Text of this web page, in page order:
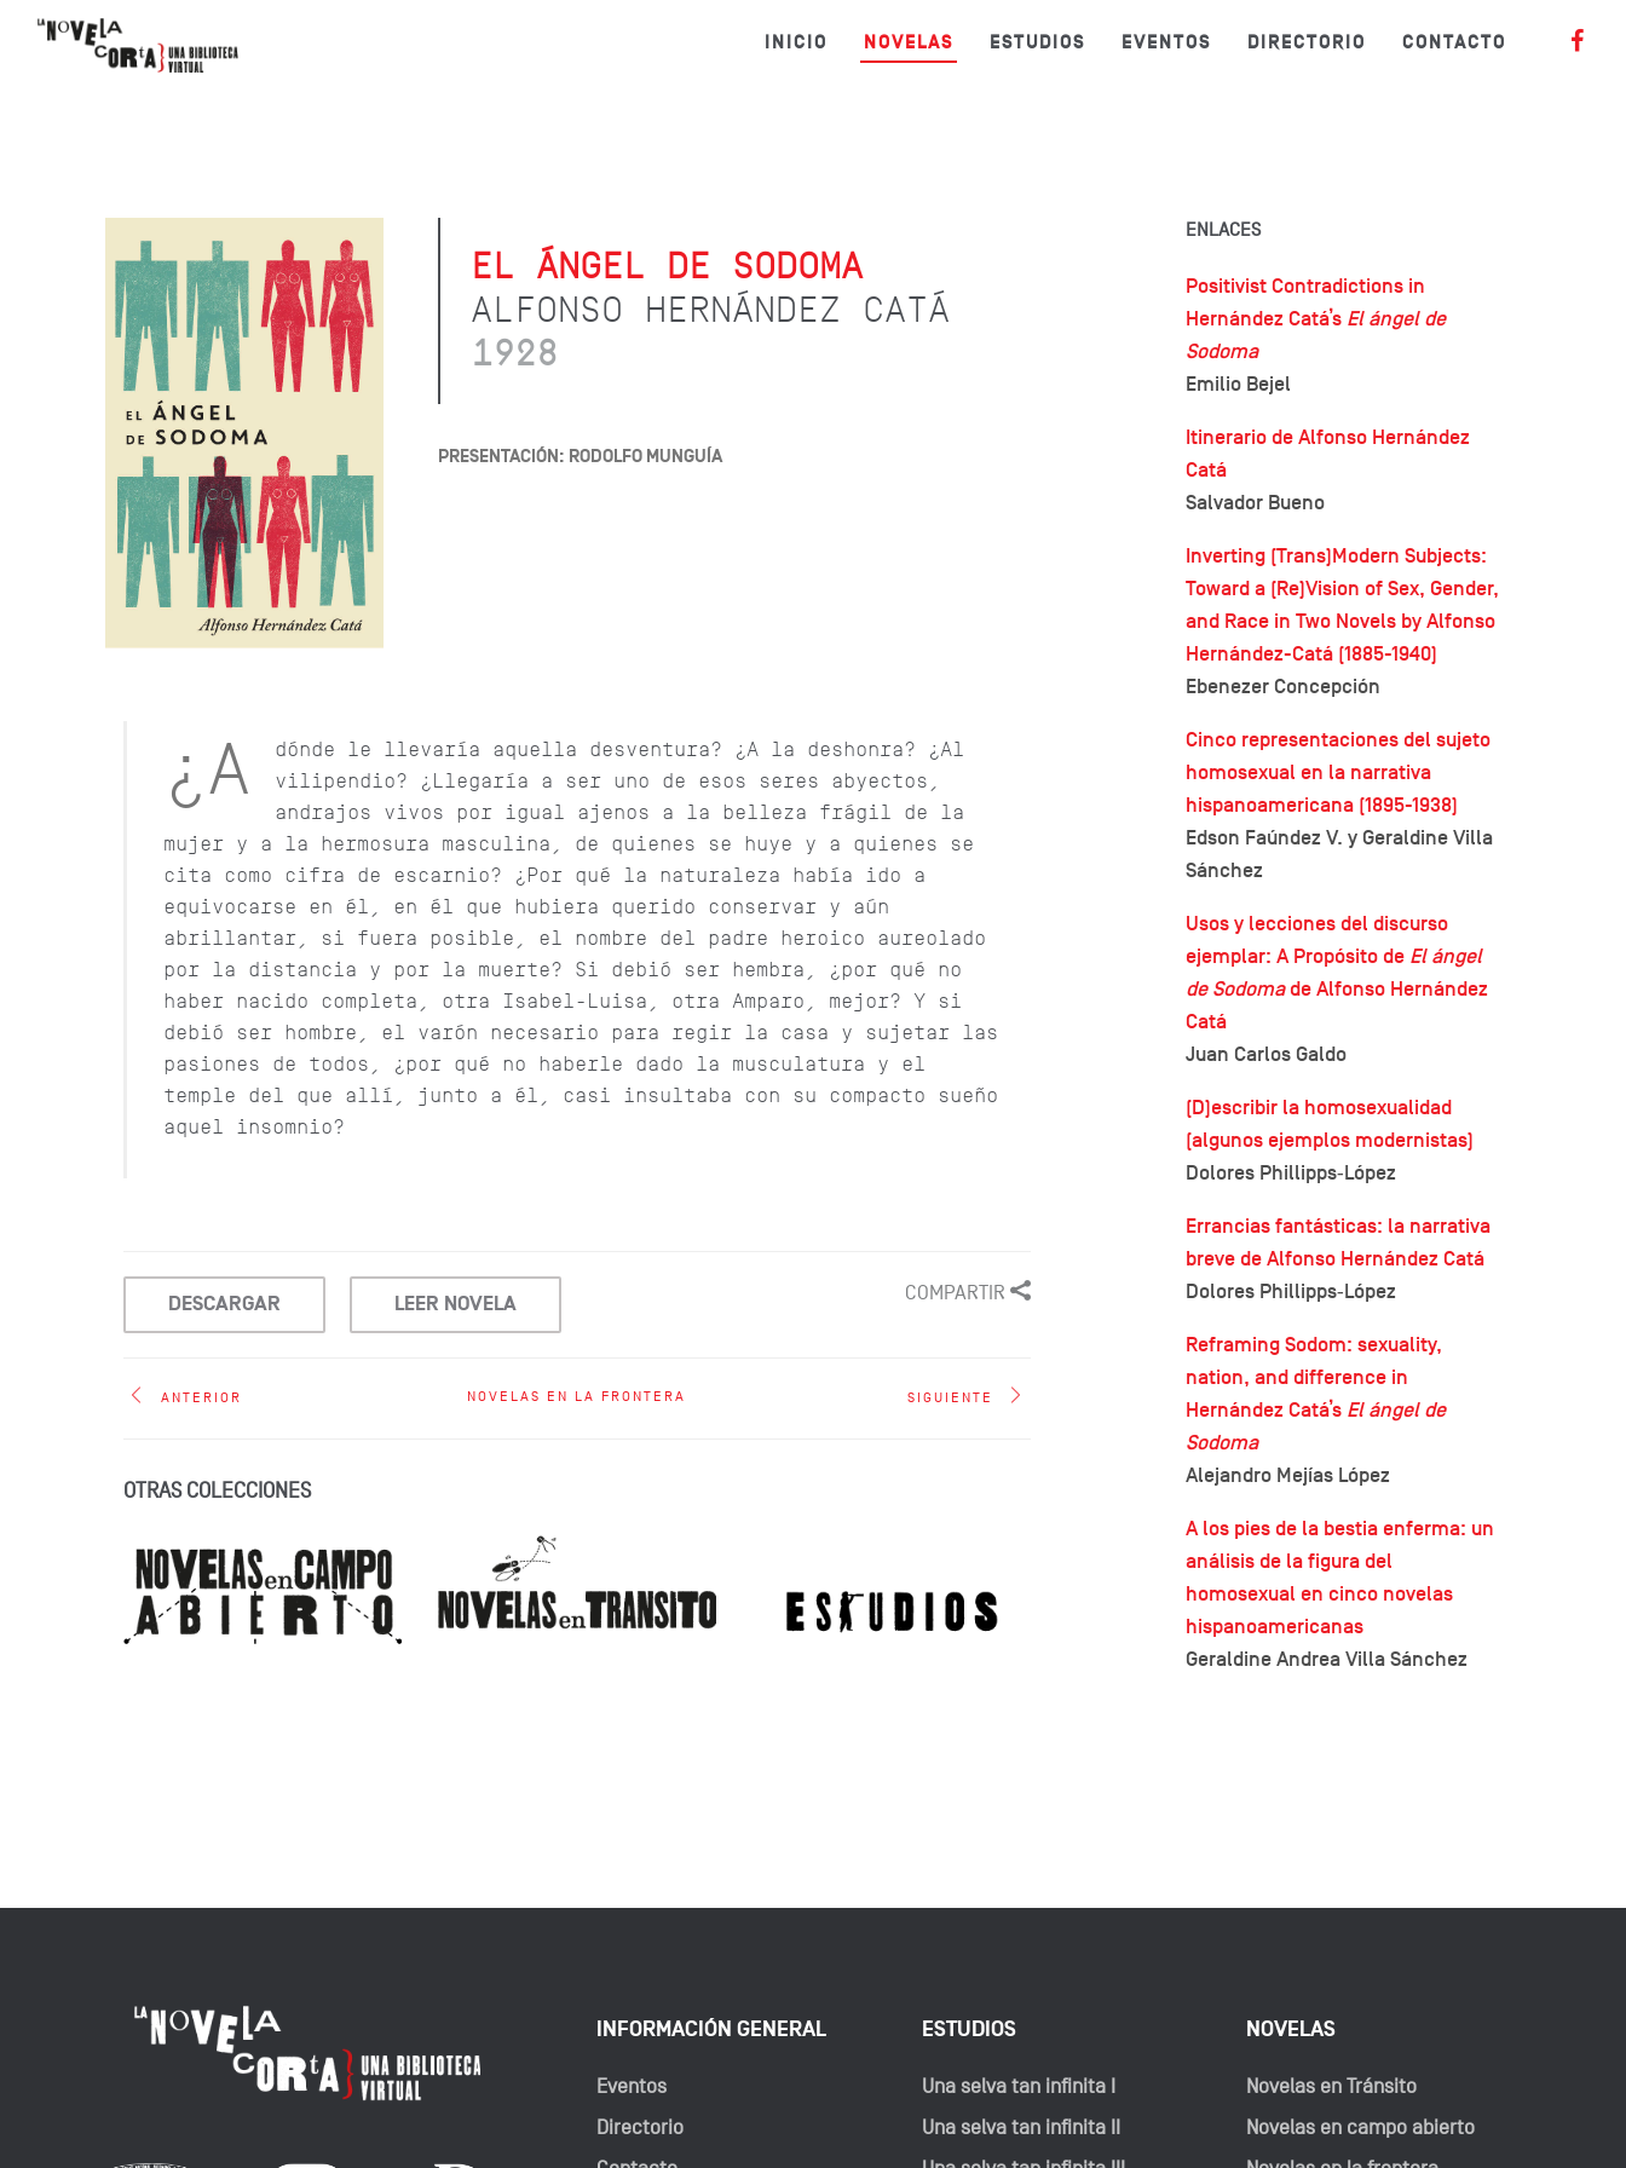
INICIO NOVELAS ESTUDIOS EVENTOS DIRECTORIO CONTACTO
EL ÁNGEL DE SODOMA
ALFONSO HERNÁNDEZ CATÁ
1928
PRESENTACIÓN: RODOLFO MUNGUÍA
¿A
dónde le llevaría aquella desventura? ¿A la deshonra? ¿Al
vilipendio? ¿Llegaría a ser uno de esos seres abyectos,
andrajos vivos por igual ajenos a la belleza frágil de la
mujer y a la hermosura masculina, de quienes se huye y a quienes se
cita como cifra de escarnio? ¿Por qué la naturaleza había ido a
equivocarse en él, en él que hubiera querido conservar y aún
abrillantar, si fuera posible, el nombre del padre heroico aureolado
por la distancia y por la muerte? Si debió ser hembra, ¿por qué no
haber nacido completa, otra Isabel-Luisa, otra Amparo, mejor? Y si
debió ser hombre, el varón necesario para regir la casa y sujetar las
pasiones de todos, ¿por qué no haberle dado la musculatura y el
temple del que allí, junto a él, casi insultaba con su compacto sueño
aquel insomnio?
DESCARGAR LEER NOVELA COMPARTIR
ANTERIOR NOVELAS EN LA FRONTERA SIGUIENTE
OTRAS COLECCIONES
ENLACES
Positivist Contradictions in
Hernández Catá’s El ángel de
Sodoma
Emilio Bejel
Itinerario de Alfonso Hernández
Catá
Salvador Bueno
Inverting (Trans)Modern Subjects:
Toward a (Re)Vision of Sex, Gender,
and Race in Two Novels by Alfonso
Hernández-Catá (1885-1940)
Ebenezer Concepción
Cinco representaciones del sujeto
homosexual en la narrativa
hispanoamericana (1895-1938)
Edson Faúndez V. y Geraldine Villa
Sánchez
Usos y lecciones del discurso
ejemplar: A Propósito de El ángel
de Sodomade Alfonso Hernández
Catá
Juan Carlos Galdo
(D)escribir la homosexualidad
(algunos ejemplos modernistas)
Dolores Phillipps‐López
Errancias fantásticas: la narrativa
breve de Alfonso Hernández Catá
Dolores Phillipps‐López
Reframing Sodom: sexuality,
nation, and difference in
Hernández Catá’s El ángel de
Sodoma
Alejandro Mejías López
A los pies de la bestia enferma: un
análisis de la figura del
homosexual en cinco novelas
hispanoamericanas
Geraldine Andrea Villa Sánchez
INFORMACIÓN GENERAL
Eventos
Directorio
ESTUDIOS
Una selva tan infinita I
Una selva tan infinita II
NOVELAS
Novelas en Tránsito
Novelas en campo abierto